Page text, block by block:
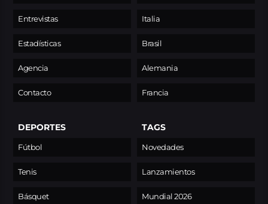
Entrevistas
Estadísticas
Agencia
Contacto
Italia
Brasil
Alemania
Francia
DEPORTES
Fútbol
Tenis
Básquet
TAGS
Novedades
Lanzamientos
Mundial 2026